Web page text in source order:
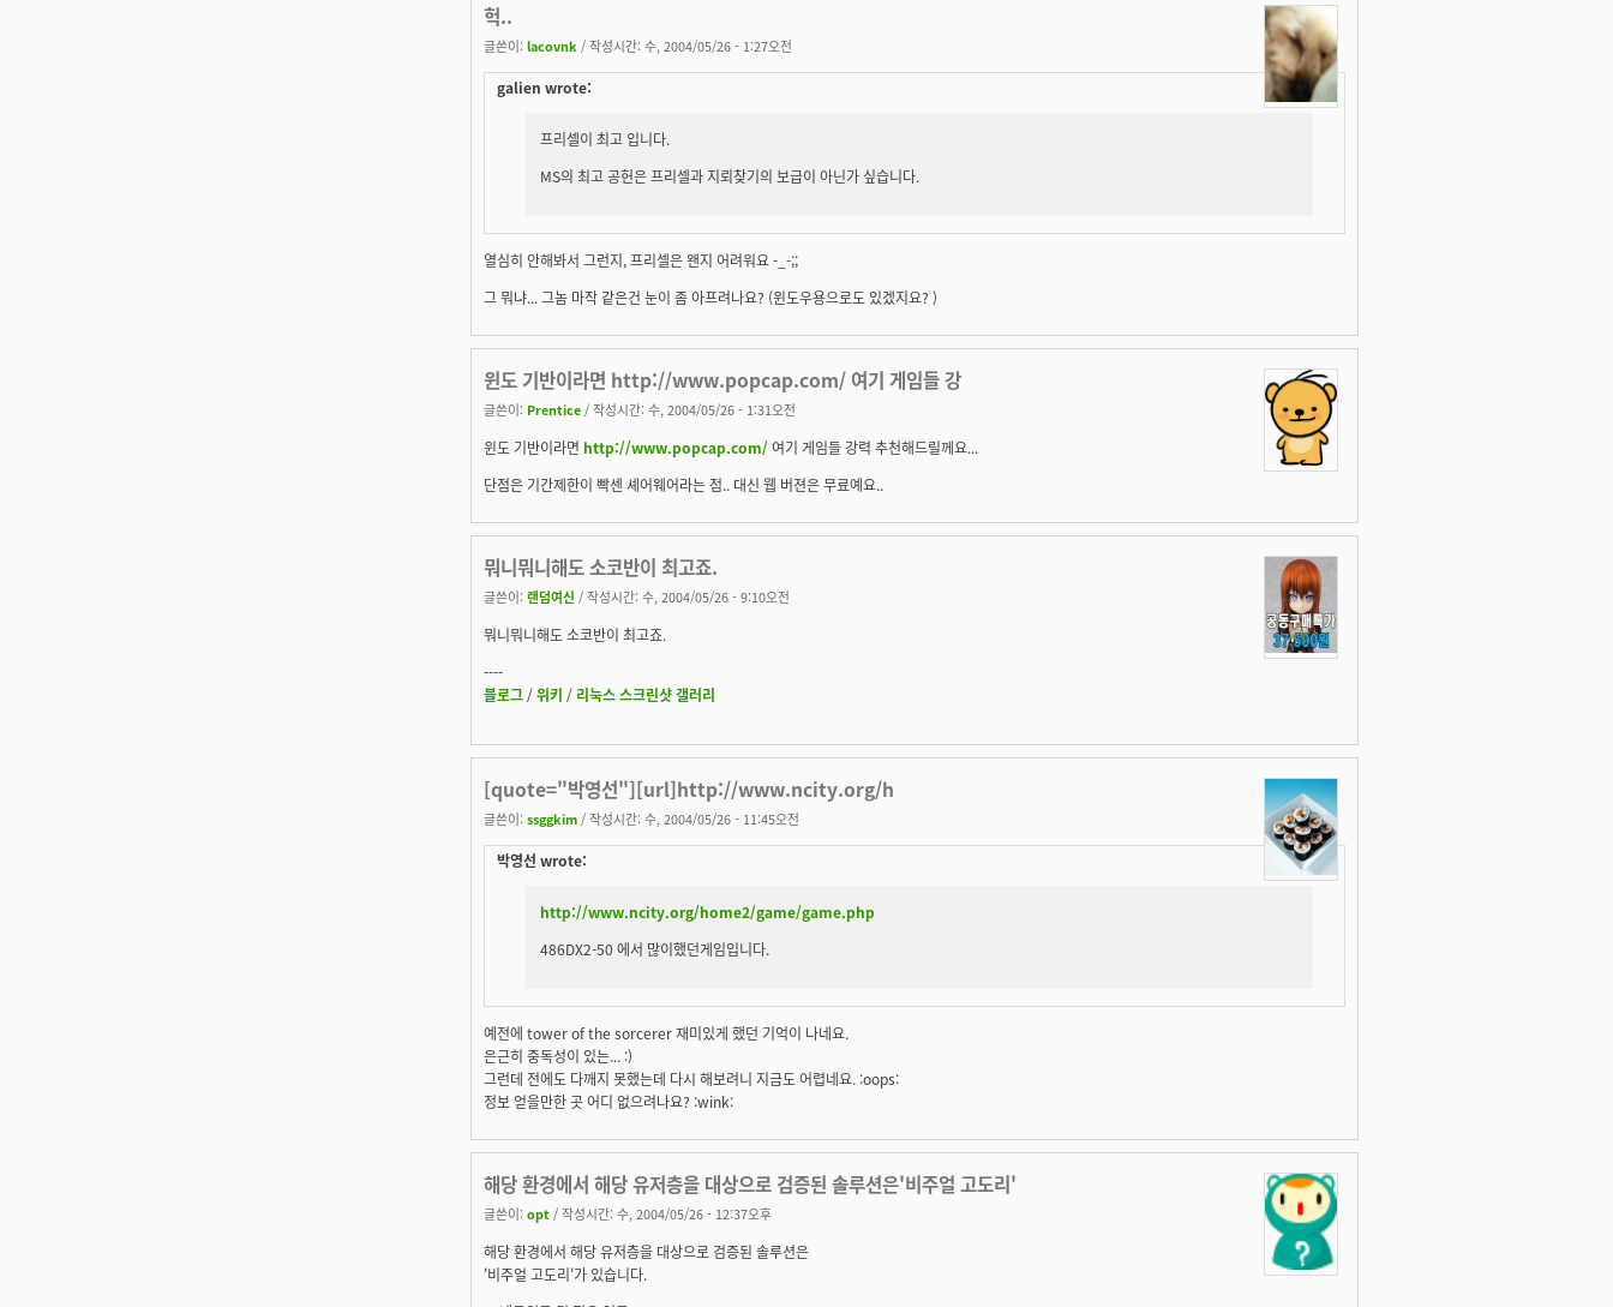
헉..
글쓴이: lacovnk / 작성시간: 수, 2004/05/26 - 1:27오전
galien wrote:
프리셀이 최고 입니다.
MS의 최고 공헌은 프리셀과 지뢰찾기의 보급이 아닌가 싶습니다.
열심히 안해봐서 그런지, 프리셀은 왠지 어려워요 -_-;;
그 뭐냐... 그놈 마작 같은건 눈이 좀 아프려나요? (윈도우용으로도 있겠지요? )
윈도 기반이라면 http://www.popcap.com/ 여기 게임들 강
글쓴이: Prentice / 작성시간: 수, 2004/05/26 - 1:31오전
윈도 기반이라면 http://www.popcap.com/여기 게임들 강력 추천해드릴께요...
단점은 기간제한이 빡센 셰어웨어라는 점.. 대신 웹 버젼은 무료예요..
뭐니뭐니해도 소코반이 최고죠.
글쓴이: 랜덤여신 / 작성시간: 수, 2004/05/26 - 9:10오전
뭐니뭐니해도 소코반이 최고죠.
----
블로그 /위키 / 리눅스 스크린샷 갤러리
[quote="박영선"][url]http://www.ncity.org/h
글쓴이: ssggkim / 작성시간: 수, 2004/05/26 - 11:45오전
박영선 wrote:
http://www.ncity.org/home2/game/game.php
486DX2-50 에서 많이했던게임입니다.
예전에 tower of the sorcerer 재미있게 했던 기억이 나네요.
은근히 중독성이 있는... :)
그런데 전에도 다깨지 못했는데 다시 해보려니 지금도 어렵네요. :oops:
정보 얻을만한 곳 어디 없으려나요? :wink:
해당 환경에서 해당 유저층을 대상으로 검증된 솔루션은'비주얼 고도리'
글쓴이: opt / 작성시간: 수, 2004/05/26 - 12:37오후
해당 환경에서 해당 유저층을 대상으로 검증된 솔루션은
'비주얼 고도리'가 있습니다.